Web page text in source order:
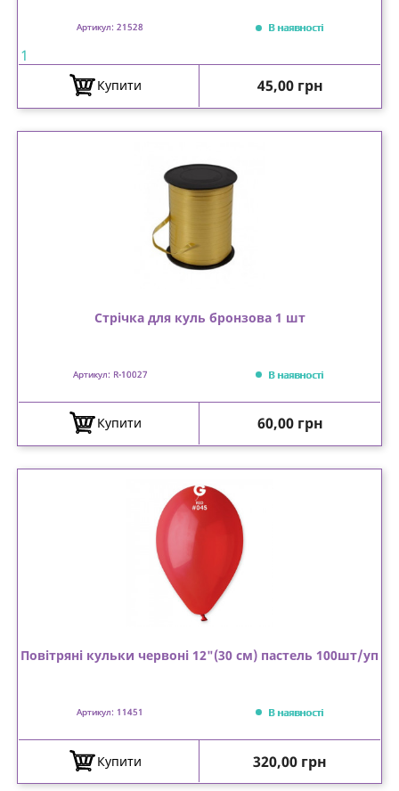
Артикул: 21528 В наявності
1
Купити Ціна
45,00 грн
Стрічка для куль бронзова 1 шт
Артикул: R-10027 В наявності
Купити Ціна
60,00 грн
Повітряні кульки червоні 12"(30 см) пастель 100шт/уп
Артикул: 11451 В наявності
Купити Ціна
320,00 грн